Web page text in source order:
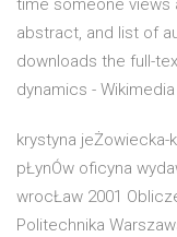
time someone views
abstract, and list of
downloads the full-
dynamics -
krystyna
pŁynÓw oficyna
wrocŁaw 2001
Politechnika